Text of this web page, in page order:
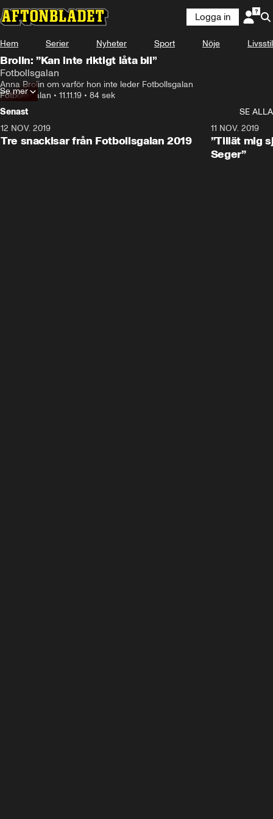
Logga in
Hem Serier Nyheter Sport Nöje Livsstil
Brolin: ”Kan inte riktigt låta bli”
Fotbollsgalan
Anna Brolin om varför hon inte leder Fotbollsgalan
Fotbollsgalan • 11.11.19 • 84 sek
Se mer
Senast
SE ALLA
12 NOV. 2019
Tre snackisar från Fotbollsgalan 2019
11 NOV. 2019
”Tillät mig
Seger”